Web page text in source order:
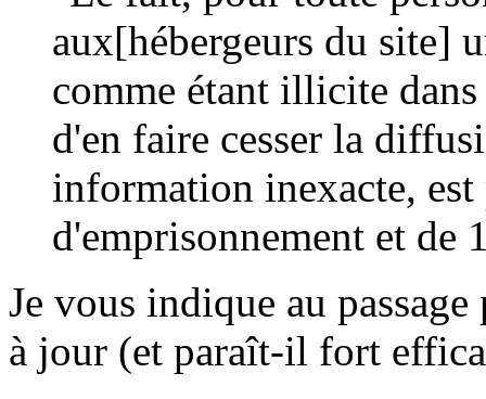
aux[hébergeurs du site]
comme étant illicite
d'en faire cesser la
information inexacte,
d'emprisonnement et de
Je vous indique au
à jour (et paraît-il fort